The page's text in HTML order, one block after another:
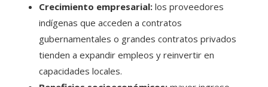
Crecimiento empresarial: los proveedores
indígenas que acceden a contratos
gubernamentales o grandes contratos privados
tienden a expandir empleos y reinvertir en
capacidades locales.